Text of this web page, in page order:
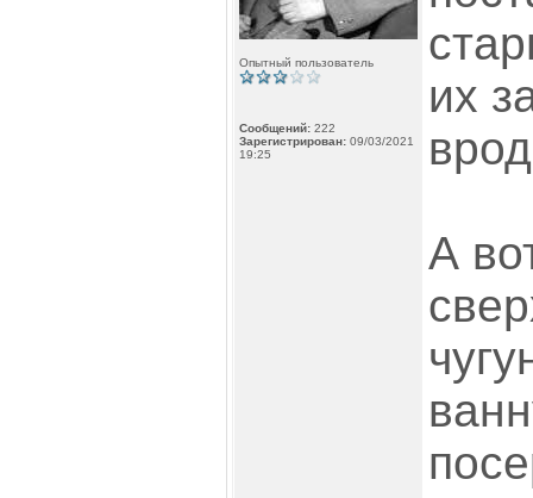
Опытный пользователь
Сообщений: 222
Зарегистрирован: 09/03/2021
19:25
их
А